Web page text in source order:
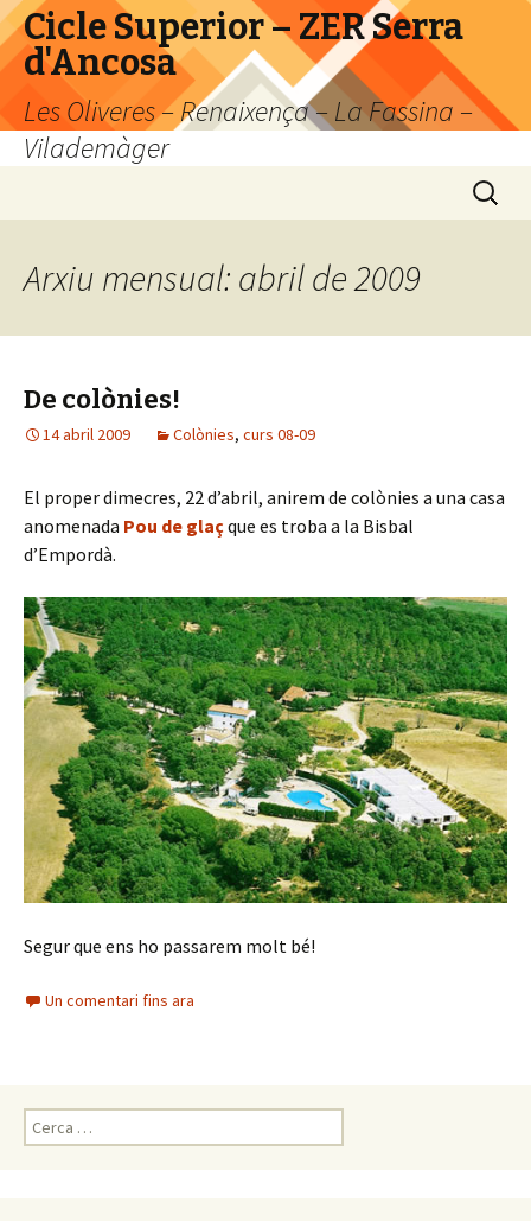
Cicle Superior – ZER Serra
d'Ancosa
Les Oliveres – Renaixença – La Fassina –
Vilademàger
Cerca:
Arxiu mensual: abril de 2009
De colònies!
14 abril 2009 Colònies, curs 08-09
El proper dimecres, 22 d’abril, anirem de colònies a una casa
anomenada Pou de glaç que es troba a la Bisbal
d’Empordà.
Segur que ens ho passarem molt bé!
Un comentari fins ara
e